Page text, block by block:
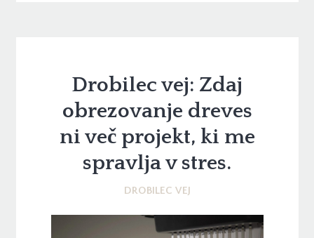
Drobilec vej: Zdaj
obrezovanje dreves
ni več projekt, ki me
spravlja v stres.
DROBILEC VEJ